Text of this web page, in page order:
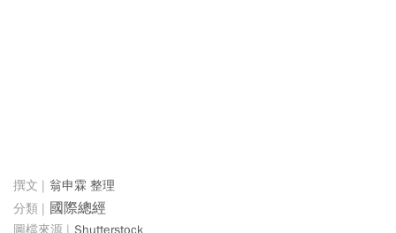
翁申霖 整理
國際總經